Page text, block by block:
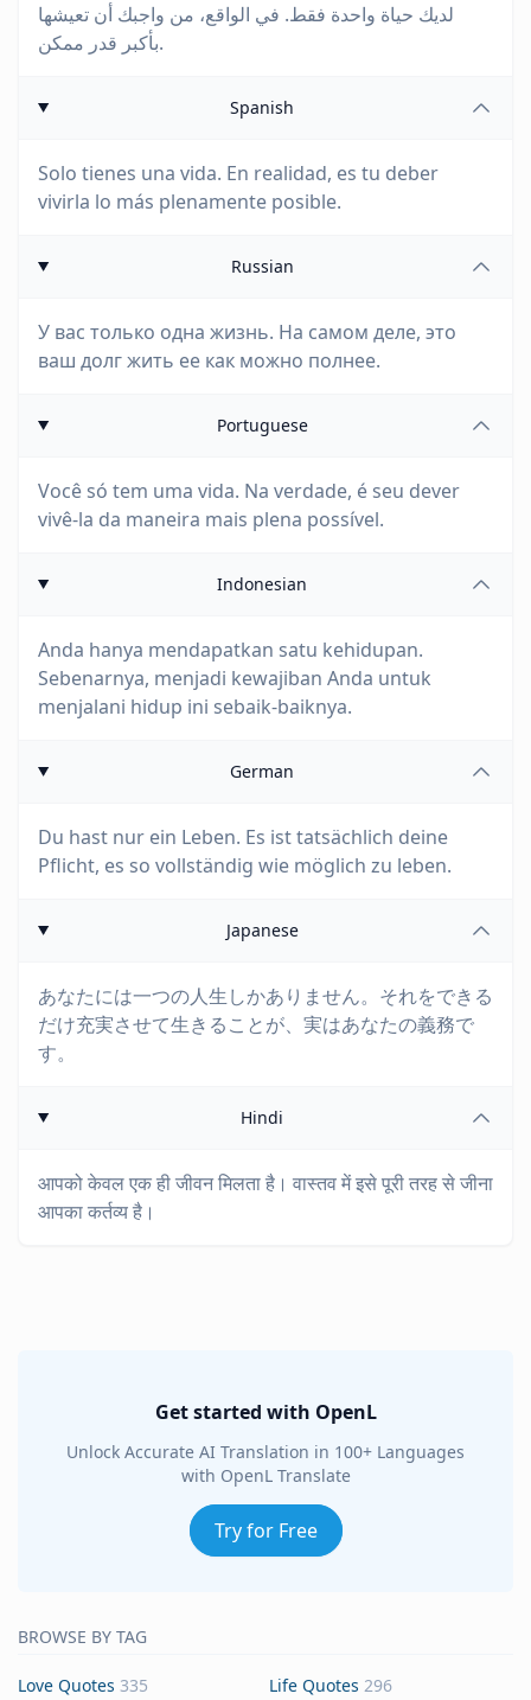
لديك حياة واحدة فقط. في الواقع، من واجبك أن تعيشها
بأكبر قدر ممكن.
Spanish
Solo tienes una vida. En realidad, es tu deber
vivirla lo más plenamente posible.
Russian
У вас только одна жизнь. На самом деле, это
ваш долг жить ее как можно полнее.
Portuguese
Você só tem uma vida. Na verdade, é seu dever
vivê-la da maneira mais plena possível.
Indonesian
Anda hanya mendapatkan satu kehidupan.
Sebenarnya, menjadi kewajiban Anda untuk
menjalani hidup ini sebaik-baiknya.
German
Du hast nur ein Leben. Es ist tatsächlich deine
Pflicht, es so vollständig wie möglich zu leben.
Japanese
あなたには一つの人生しかありません。それをできる
だけ充実させて生きることが、実はあなたの義務で
す。
Hindi
आपको केवल एक ही जीवन मिलता है। वास्तव में इसे पूरी तरह से जीना
आपका कर्तव्य है।
Get started with OpenL
Unlock Accurate AI Translation in 100+ Languages
with OpenL Translate
Try for Free
BROWSE BY TAG
Love Quotes 335 Life Quotes 296